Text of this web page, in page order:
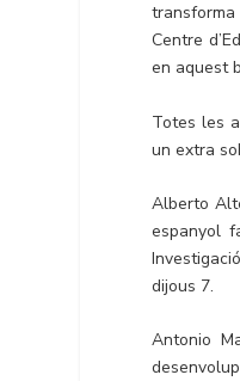
Centre
en aquest
Totes les
un extra
Alberto
espanyol
dijous 7.
Antonio